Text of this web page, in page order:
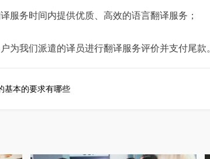
务时间内提供优质、高效的语言翻译服务；
我们派遣的译员进行翻译服务评价并支付尾款。
基本的要求有哪些